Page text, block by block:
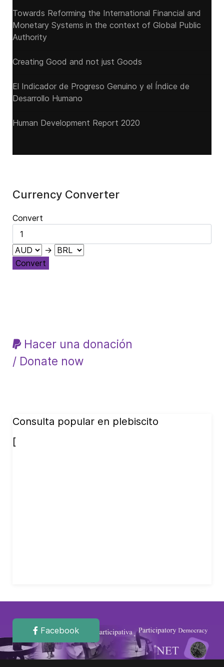
Towards Reforming the International Financial and
Monetary Systems in the context of Global Public
Authority
Creating Good and not just Goods
El Indicador de Progreso Genuino y el Índice de
Desarrollo Humano
Human Development Report 2020
Currency Converter
Convert
→
Convert
Hacer una donación
/ Donate now
Consulta popular en plebiscito
[
Facebook